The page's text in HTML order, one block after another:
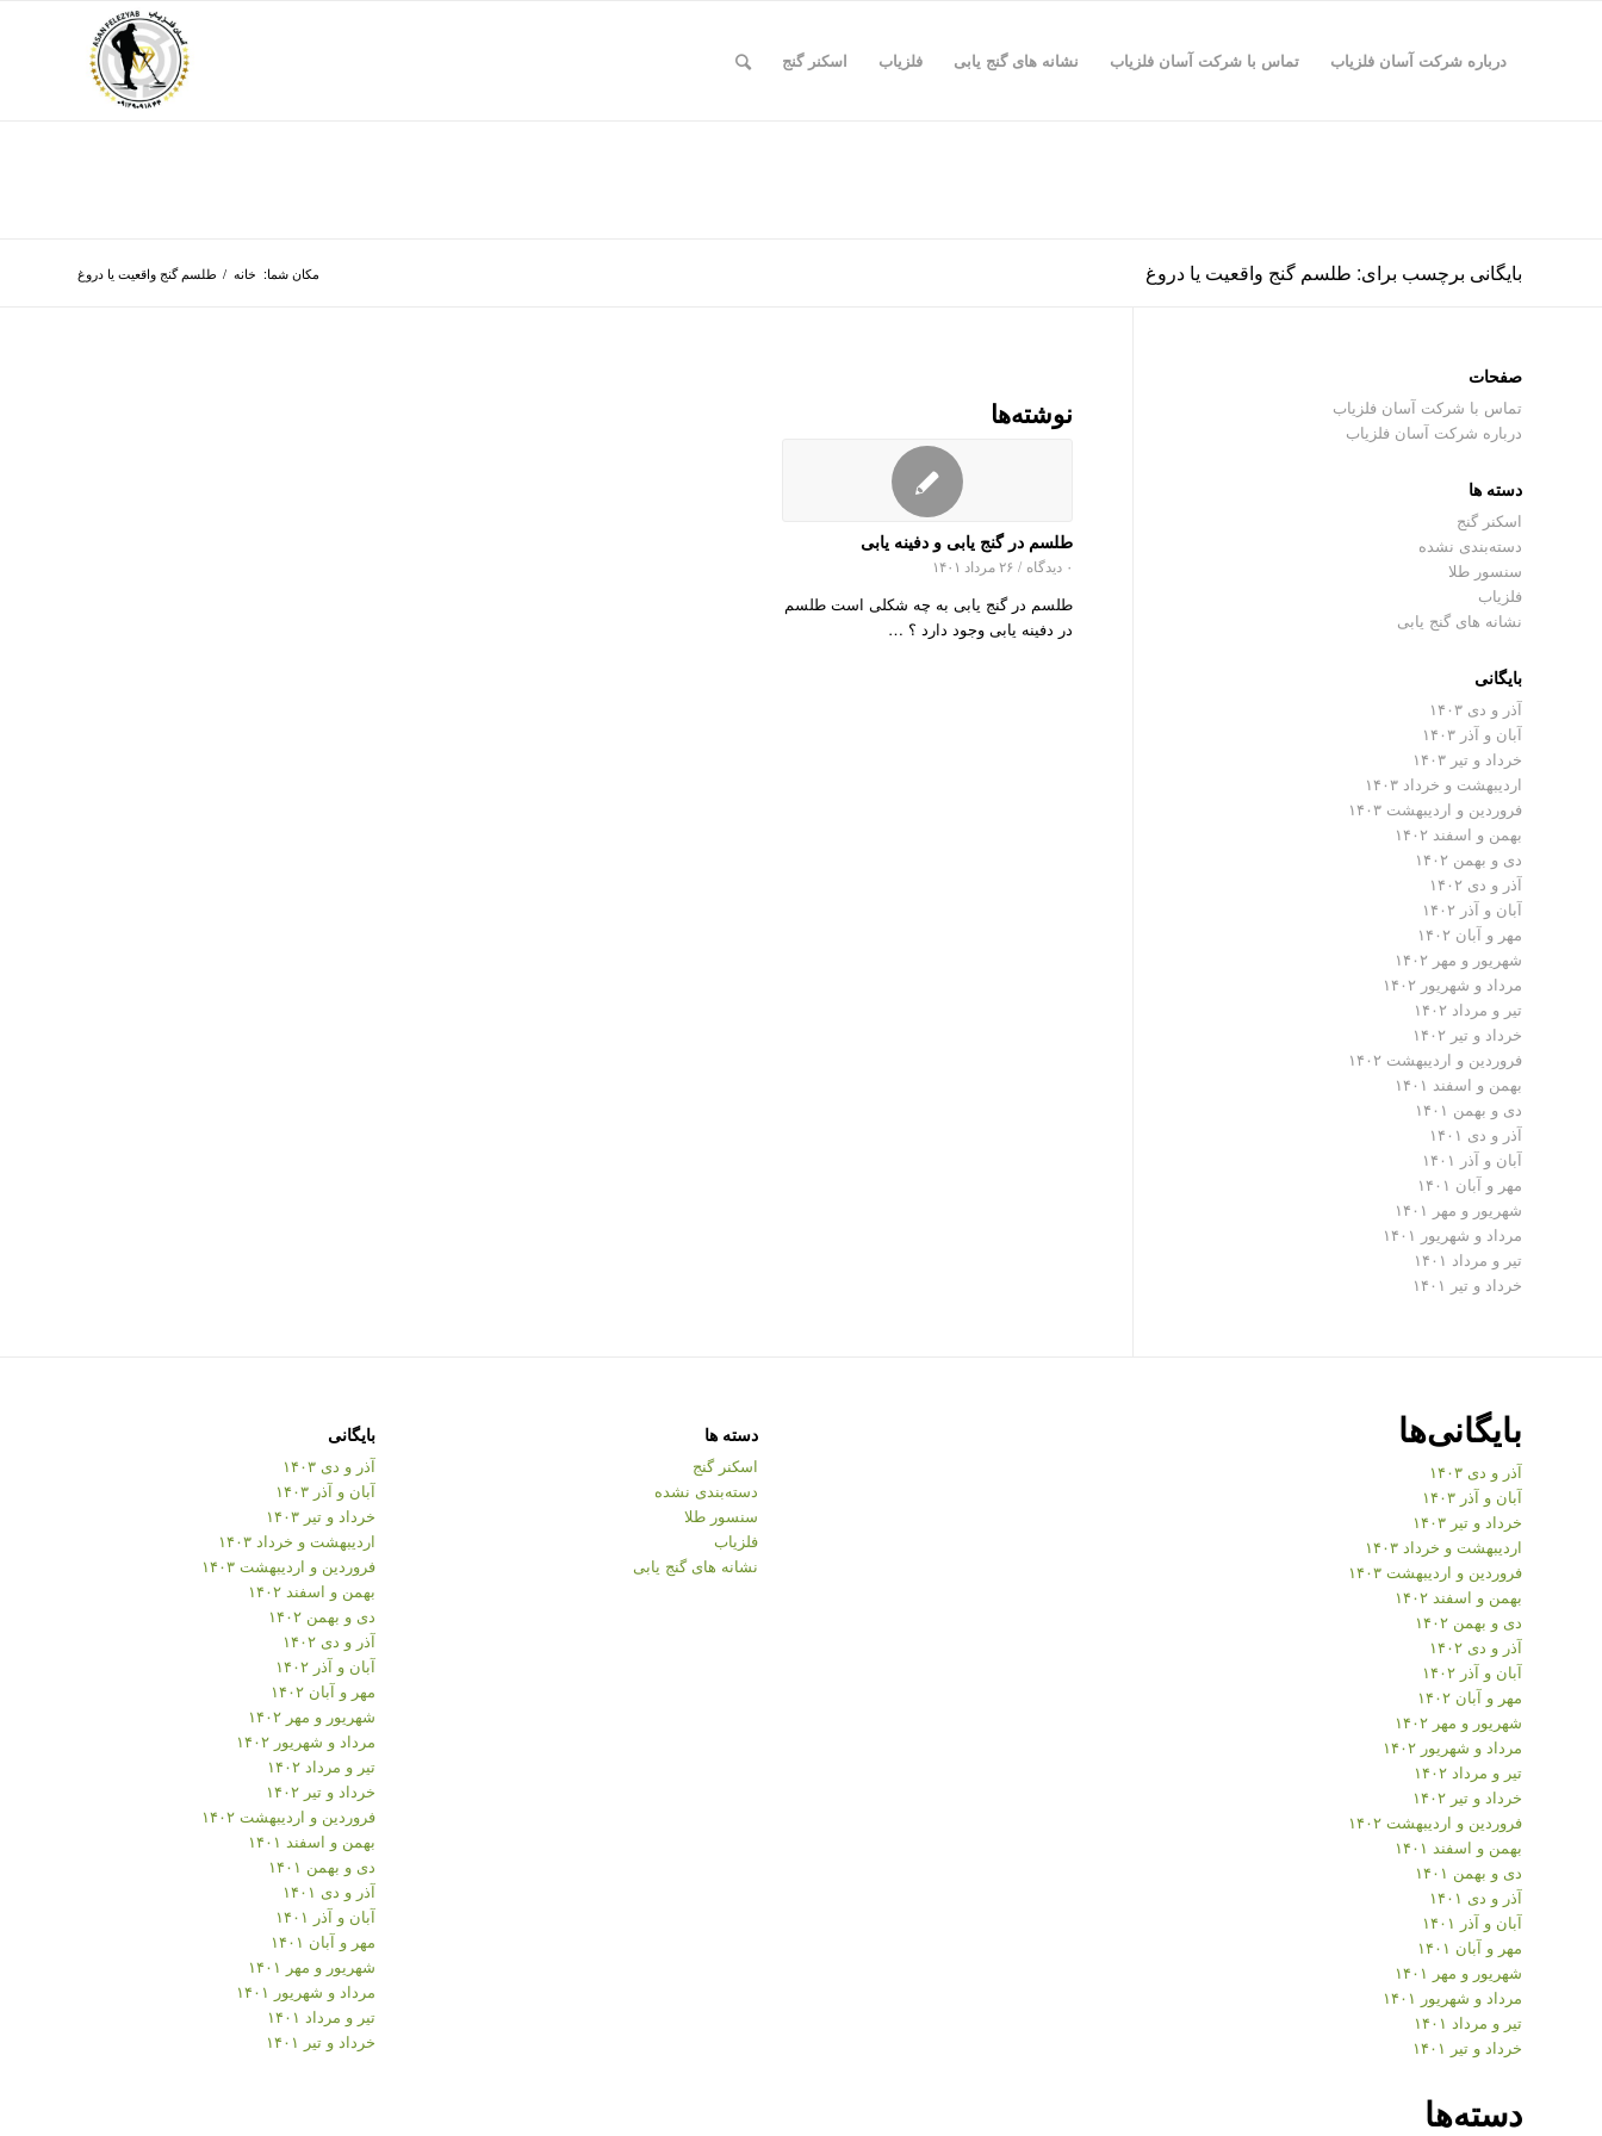
درباره شرکت آسان فلزیاب تماس با شرکت آسان فلزیاب نشانه های گنج یابی فلزیاب اسکنر گنج
بایگانی برچسب برای: طلسم گنج واقعیت یا دروغ مکان شما: خانه / طلسم گنج واقعیت یا دروغ
نوشته‌ها
طلسم در گنج یابی و دفینه یابی
۰ دیدگاه / ۲۶ مرداد ۱۴۰۱
طلسم در گنج یابی به چه شکلی است طلسم
در دفینه یابی وجود دارد ؟ …
صفحات
تماس با شرکت آسان فلزیاب
درباره شرکت آسان فلزیاب
دسته ها
اسکنر گنج
دسته‌بندی نشده
سنسور طلا
فلزیاب
نشانه های گنج یابی
بایگانی
آذر و دی ۱۴۰۳
آبان و آذر ۱۴۰۳
خرداد و تیر ۱۴۰۳
اردیبهشت و خرداد ۱۴۰۳
فروردین و اردیبهشت ۱۴۰۳
بهمن و اسفند ۱۴۰۲
دی و بهمن ۱۴۰۲
آذر و دی ۱۴۰۲
آبان و آذر ۱۴۰۲
مهر و آبان ۱۴۰۲
شهریور و مهر ۱۴۰۲
مرداد و شهریور ۱۴۰۲
تیر و مرداد ۱۴۰۲
خرداد و تیر ۱۴۰۲
فروردین و اردیبهشت ۱۴۰۲
بهمن و اسفند ۱۴۰۱
دی و بهمن ۱۴۰۱
آذر و دی ۱۴۰۱
آبان و آذر ۱۴۰۱
مهر و آبان ۱۴۰۱
شهریور و مهر ۱۴۰۱
مرداد و شهریور ۱۴۰۱
تیر و مرداد ۱۴۰۱
خرداد و تیر ۱۴۰۱
بایگانی‌ها
آذر و دی ۱۴۰۳
آبان و آذر ۱۴۰۳
خرداد و تیر ۱۴۰۳
اردیبهشت و خرداد ۱۴۰۳
فروردین و اردیبهشت ۱۴۰۳
بهمن و اسفند ۱۴۰۲
دی و بهمن ۱۴۰۲
آذر و دی ۱۴۰۲
آبان و آذر ۱۴۰۲
مهر و آبان ۱۴۰۲
شهریور و مهر ۱۴۰۲
مرداد و شهریور ۱۴۰۲
تیر و مرداد ۱۴۰۲
خرداد و تیر ۱۴۰۲
فروردین و اردیبهشت ۱۴۰۲
بهمن و اسفند ۱۴۰۱
دی و بهمن ۱۴۰۱
آذر و دی ۱۴۰۱
آبان و آذر ۱۴۰۱
مهر و آبان ۱۴۰۱
شهریور و مهر ۱۴۰۱
مرداد و شهریور ۱۴۰۱
تیر و مرداد ۱۴۰۱
خرداد و تیر ۱۴۰۱
دسته‌ها
دسته ها
اسکنر گنج
دسته‌بندی نشده
سنسور طلا
فلزیاب
نشانه های گنج یابی
بایگانی
آذر و دی ۱۴۰۳
آبان و آذر ۱۴۰۳
خرداد و تیر ۱۴۰۳
اردیبهشت و خرداد ۱۴۰۳
فروردین و اردیبهشت ۱۴۰۳
بهمن و اسفند ۱۴۰۲
دی و بهمن ۱۴۰۲
آذر و دی ۱۴۰۲
آبان و آذر ۱۴۰۲
مهر و آبان ۱۴۰۲
شهریور و مهر ۱۴۰۲
مرداد و شهریور ۱۴۰۲
تیر و مرداد ۱۴۰۲
خرداد و تیر ۱۴۰۲
فروردین و اردیبهشت ۱۴۰۲
بهمن و اسفند ۱۴۰۱
دی و بهمن ۱۴۰۱
آذر و دی ۱۴۰۱
آبان و آذر ۱۴۰۱
مهر و آبان ۱۴۰۱
شهریور و مهر ۱۴۰۱
مرداد و شهریور ۱۴۰۱
تیر و مرداد ۱۴۰۱
خرداد و تیر ۱۴۰۱